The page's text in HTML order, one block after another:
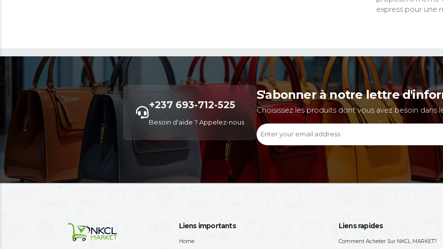
passer la commande sans forcément créer de
commandes.
Finalisez votre commande
Renseignez vos informations de contact et de
livraison puis cliquez sur “PASSER MA
COMMANDE”. Vous recevrez
automatiquement un numéro de commande et
les détails de la livraison